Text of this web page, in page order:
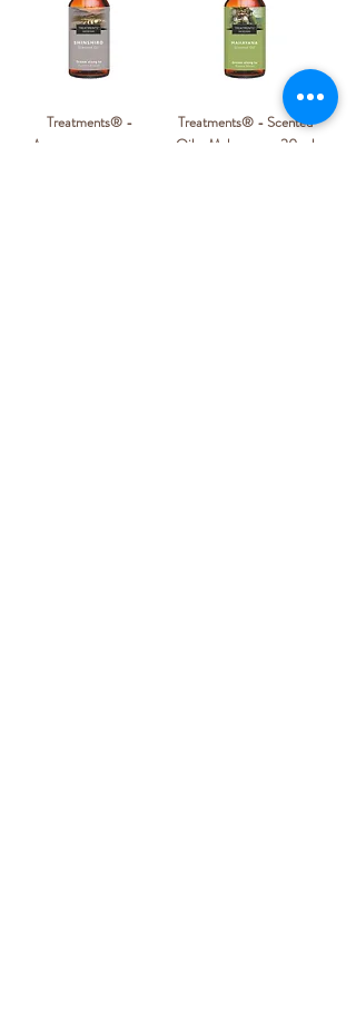
Treatments® -
Ароматическое масло -
Treatments® - Scented
Oil - Mahayana - 20 ml